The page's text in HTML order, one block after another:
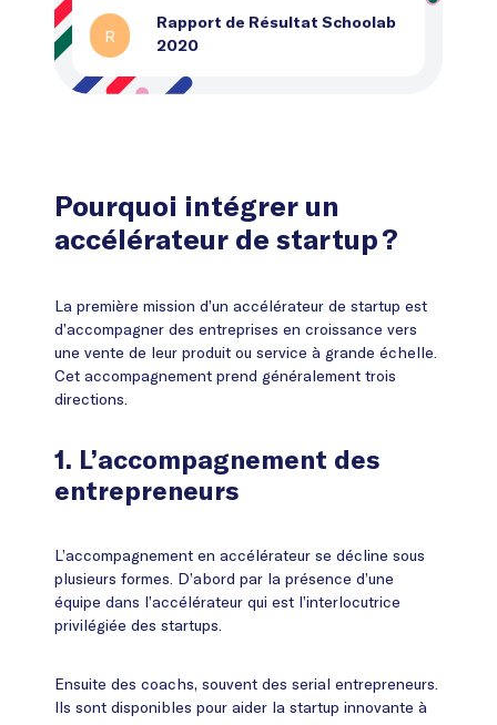
R
Rapport de Résultat Schoolab
2020
Pourquoi intégrer un
accélérateur de startup ?
La première mission d’un accélérateur de startup est
d’accompagner des entreprises en croissance vers
une vente de leur produit ou service à grande échelle.
Cet accompagnement prend généralement trois
directions.
1. L’accompagnement des
entrepreneurs
L’accompagnement en accélérateur se décline sous
plusieurs formes. D’abord par la présence d’une
équipe dans l’accélérateur qui est l’interlocutrice
privilégiée des startups.
Ensuite des coachs, souvent des serial entrepreneurs.
Ils sont disponibles pour aider la startup innovante à